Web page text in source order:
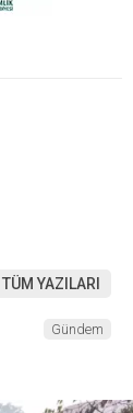
TÜM YAZILARI
Gündem